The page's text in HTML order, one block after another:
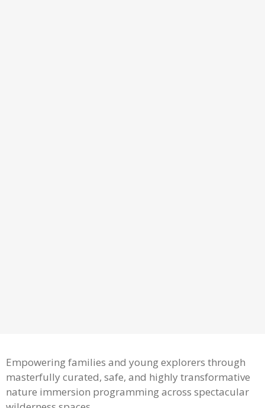
Empowering families and young explorers through
masterfully curated, safe, and highly transformative
nature immersion programming across spectacular